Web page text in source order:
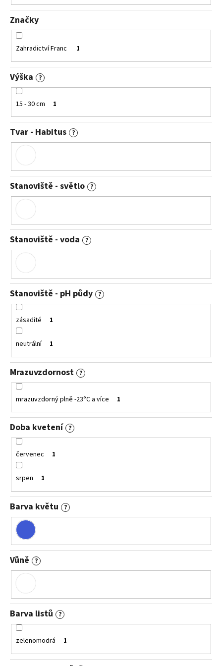
Značky
Zahradictví Franc 1
Výška ?
15 - 30 cm 1
Tvar - Habitus ?
Stanoviště - světlo ?
Stanoviště - voda ?
Stanoviště - pH půdy ?
zásadité 1
neutrální 1
Mrazuvzdornost ?
mrazuvzdorný plně -23°C a více 1
Doba kvetení ?
červenec 1
srpen 1
Barva květu ?
Vůně ?
Barva listů ?
zelenomodrá 1
u
j
e
m
HEMEROCALLIS
DARIA
ZAHRADNÍ
143
Kč